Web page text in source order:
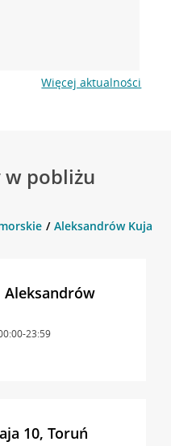
Więcej aktualności
w pobliżu
Aleksandrów
Aleksandrów
23:59
10, Toruń